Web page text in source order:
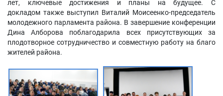
лет, ключевые достижения и планы на будущее. С
докладом также выступил Виталий Моисеенко-председатель
молодежного парламента района. В завершение конференции
Дина Алборова поблагодарила всех присутствующих за
плодотворное сотрудничество и совместную работу на благо
жителей района.